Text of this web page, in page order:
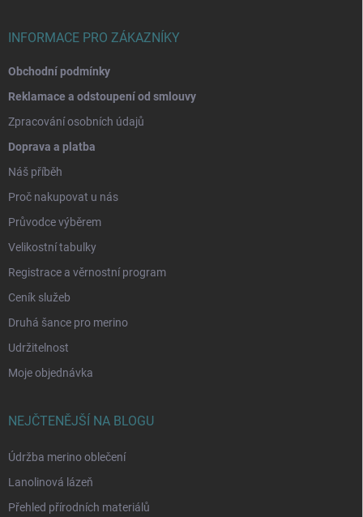
INFORMACE PRO ZÁKAZNÍKY
Obchodní podmínky
Reklamace a odstoupení od smlouvy
Zpracování osobních údajů
Doprava a platba
Náš příběh
Proč nakupovat u nás
Průvodce výběrem
Velikostní tabulky
Registrace a věrnostní program
Ceník služeb
Druhá šance pro merino
Udržitelnost
Moje objednávka
NEJČTENĚJŠÍ NA BLOGU
Údržba merino oblečení
Lanolinová lázeň
Přehled přírodních materiálů